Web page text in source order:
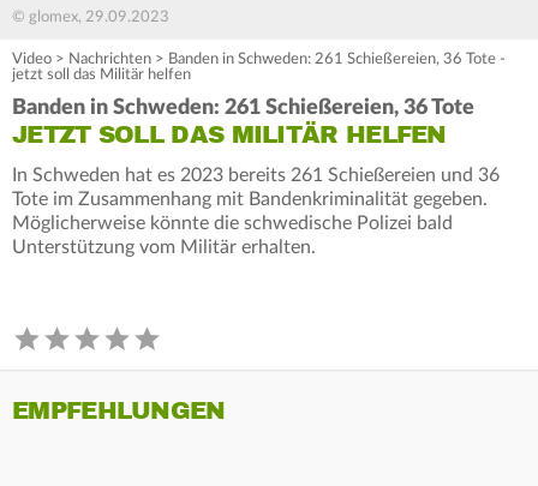
© glomex, 29.09.2023
Video > Nachrichten > Banden in Schweden: 261 Schießereien, 36 Tote -
jetzt soll das Militär helfen
Banden in Schweden: 261 Schießereien, 36 Tote
JETZT SOLL DAS MILITÄR HELFEN
In Schweden hat es 2023 bereits 261 Schießereien und 36
Tote im Zusammenhang mit Bandenkriminalität gegeben.
Möglicherweise könnte die schwedische Polizei bald
Unterstützung vom Militär erhalten.
EMPFEHLUNGEN